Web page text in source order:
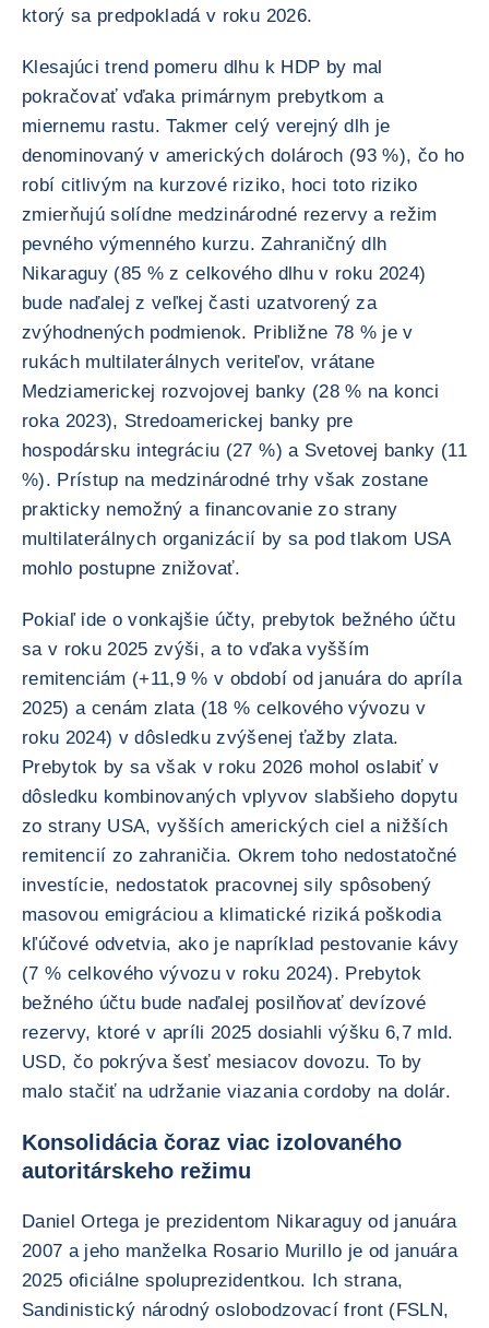
ktorý sa predpokladá v roku 2026.
Klesajúci trend pomeru dlhu k HDP by mal
pokračovať vďaka primárnym prebytkom a
miernemu rastu. Takmer celý verejný dlh je
denominovaný v amerických dolároch (93 %), čo ho
robí citlivým na kurzové riziko, hoci toto riziko
zmierňujú solídne medzinárodné rezervy a režim
pevného výmenného kurzu. Zahraničný dlh
Nikaraguy (85 % z celkového dlhu v roku 2024)
bude naďalej z veľkej časti uzatvorený za
zvýhodnených podmienok. Približne 78 % je v
rukách multilaterálnych veriteľov, vrátane
Medziamerickej rozvojovej banky (28 % na konci
roka 2023), Stredoamerickej banky pre
hospodársku integráciu (27 %) a Svetovej banky (11
%). Prístup na medzinárodné trhy však zostane
prakticky nemožný a financovanie zo strany
multilaterálnych organizácií by sa pod tlakom USA
mohlo postupne znižovať.
Pokiaľ ide o vonkajšie účty, prebytok bežného účtu
sa v roku 2025 zvýši, a to vďaka vyšším
remitenciám (+11,9 % v období od januára do apríla
2025) a cenám zlata (18 % celkového vývozu v
roku 2024) v dôsledku zvýšenej ťažby zlata.
Prebytok by sa však v roku 2026 mohol oslabiť v
dôsledku kombinovaných vplyvov slabšieho dopytu
zo strany USA, vyšších amerických ciel a nižších
remitencií zo zahraničia. Okrem toho nedostatočné
investície, nedostatok pracovnej sily spôsobený
masovou emigráciou a klimatické riziká poškodia
kľúčové odvetvia, ako je napríklad pestovanie kávy
(7 % celkového vývozu v roku 2024). Prebytok
bežného účtu bude naďalej posilňovať devízové
rezervy, ktoré v apríli 2025 dosiahli výšku 6,7 mld.
USD, čo pokrýva šesť mesiacov dovozu. To by
malo stačiť na udržanie viazania cordoby na dolár.
Konsolidácia čoraz viac izolovaného
autoritárskeho režimu
Daniel Ortega je prezidentom Nikaraguy od januára
2007 a jeho manželka Rosario Murillo je od januára
2025 oficiálne spoluprezidentkou. Ich strana,
Sandinistický národný oslobodzovací front (FSLN,